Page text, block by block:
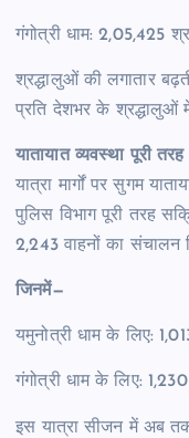
गंगोत्री धाम: 2,05,425
श्रद्धालुओं की लगातार
प्रति देशभर के श्रद्धालुओं
यातायात व्यवस्था पूरी तरह
यात्रा मार्गों पर सुगम
पुलिस विभाग पूरी तरह
2,243 वाहनों का संचालन
जिनमें—
यमुनोत्री धाम के लिए:
गंगोत्री धाम के लिए:
इस यात्रा सीजन में अब